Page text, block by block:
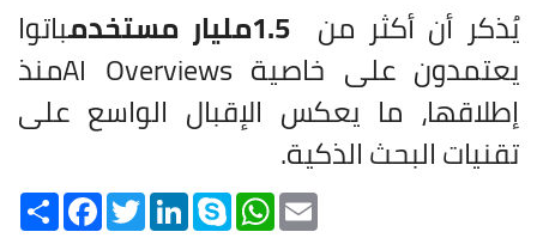
يُذكر أن أكثر من 1.5مليار مستخدمباتوا
يعتمدون على خاصية AI Overviewsمنذ
إطلاقها، ما يعكس الإقبال الواسع على
تقنيات البحث الذكية.
Share FacebookTwitterLinkedInSkype WhatsApp